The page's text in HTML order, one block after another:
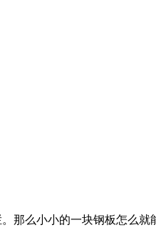
那么小小的一块钢板怎么就